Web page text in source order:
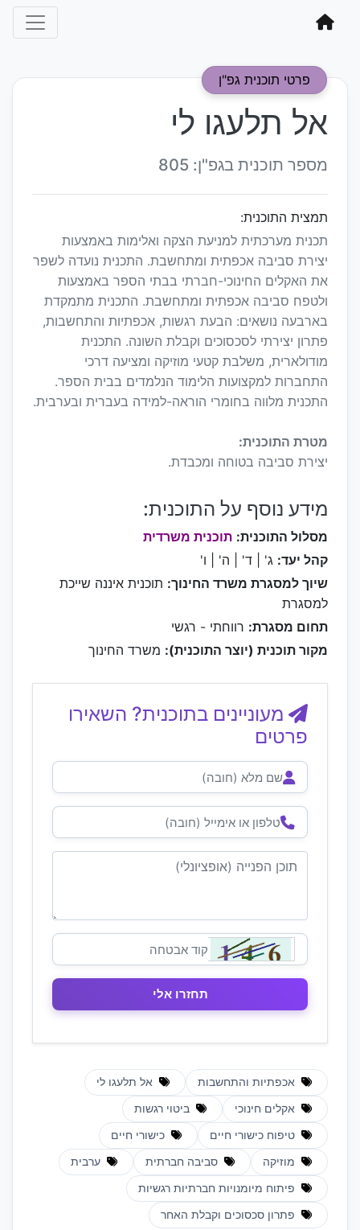
פרטי תוכנית גפ"ן
אל תלעגו לי
מספר תוכנית בגפ"ן: 805
תמצית התוכנית:
תכנית מערכתית למניעת הצקה ואלימות באמצעות
יצירת סביבה אכפתית ומתחשבת. התכנית נועדה לשפר
את האקלים החינוכי-חברתי בבתי הספר באמצעות
ולטפח סביבה אכפתית ומתחשבת. התכנית מתמקדת
בארבעה נושאים: הבעת רגשות, אכפתיות והתחשבות,
פתרון יצירתי לסכסוכים וקבלת השונה. התכנית
מודולארית, משלבת קטעי מוזיקה ומציעה דרכי
התחברות למקצועות הלימוד הנלמדים בבית הספר.
התכנית מלווה בחומרי הוראה-למידה בעברית ובערבית.
מטרת התוכנית:
יצירת סביבה בטוחה ומכבדת.
מידע נוסף על התוכנית:
מסלול התוכנית: תוכנית משרדית
קהל יעד: ג' | ד' | ה' | ו'
שיוך למסגרת משרד החינוך: תוכנית איננה שייכת
למסגרת
תחום מסגרת: רווחתי - רגשי
מקור תוכנית (יוצר התוכנית): משרד החינוך
מעוניינים בתוכנית? השאירו
פרטים
אכפתיות והתחשבות אל תלעגו לי
אקלים חינוכי ביטוי רגשות
טיפוח כישורי חיים כישורי חיים
מוזיקה סביבה חברתית ערבית
פיתוח מיומנויות חברתיות רגשיות
פתרון סכסוכים וקבלת האחר